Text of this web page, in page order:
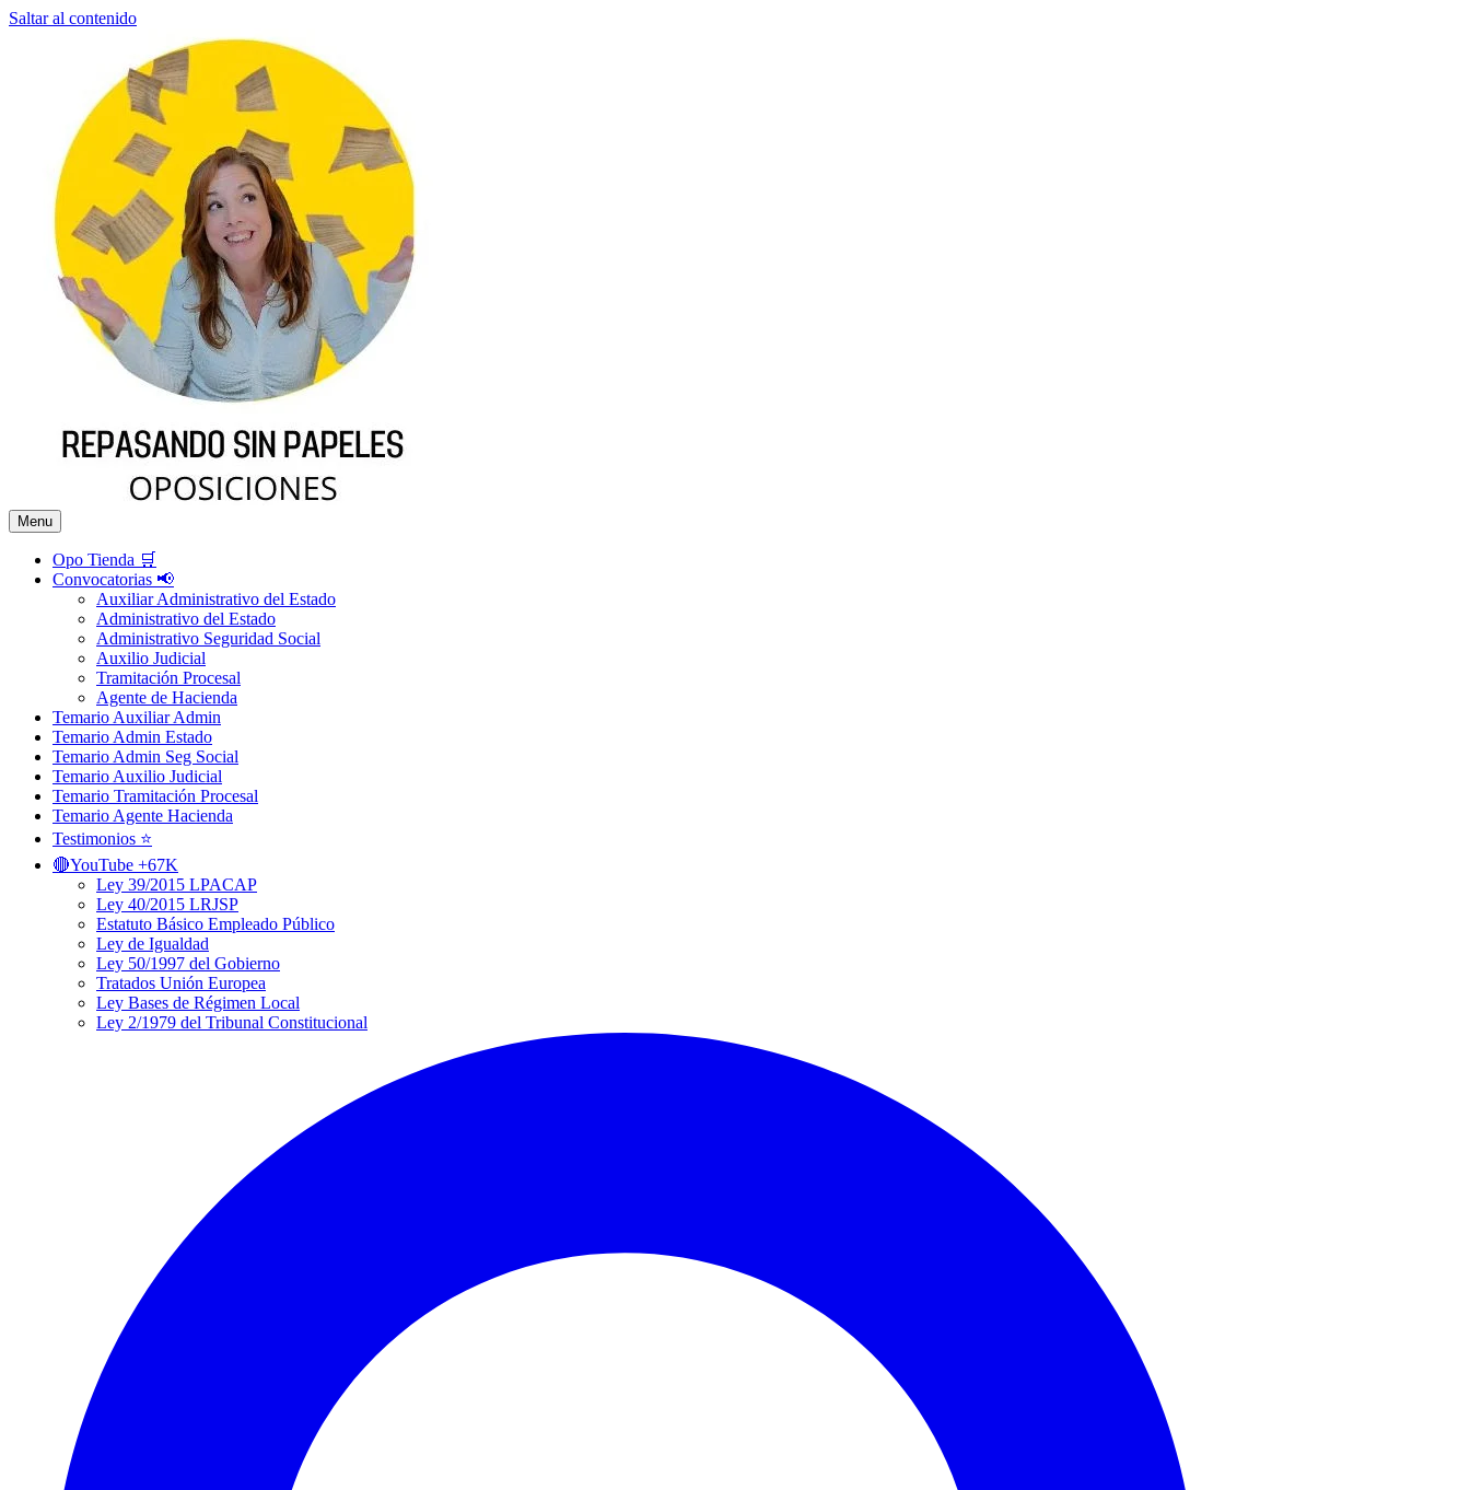
Saltar al contenido
Menu
Opo Tienda 🛒
Convocatorias 📢
Auxiliar Administrativo del Estado
Administrativo del Estado
Administrativo Seguridad Social
Auxilio Judicial
Tramitación Procesal
Agente de Hacienda
Temario Auxiliar Admin
Temario Admin Estado
Temario Admin Seg Social
Temario Auxilio Judicial
Temario Tramitación Procesal
Temario Agente Hacienda
Testimonios ⭐️
🔴YouTube +67K
Ley 39/2015 LPACAP
Ley 40/2015 LRJSP
Estatuto Básico Empleado Público
Ley de Igualdad
Ley 50/1997 del Gobierno
Tratados Unión Europea
Ley Bases de Régimen Local
Ley 2/1979 del Tribunal Constitucional